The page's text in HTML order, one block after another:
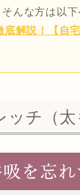
そんな方は以
解説！【自
チ（太